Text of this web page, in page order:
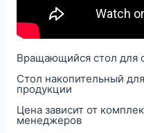
Вращающийся стол для
Стол накопительный
продукции
Цена зависит от
менеджеров